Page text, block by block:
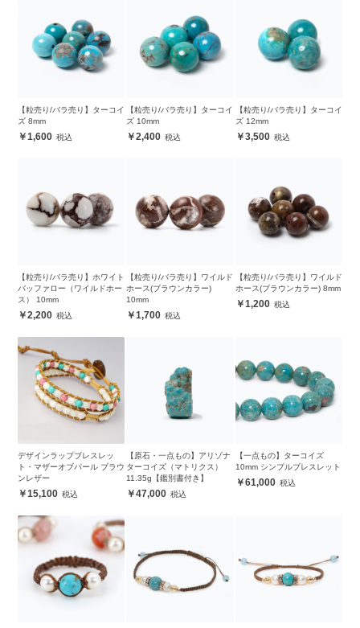
【粒売り/バラ売り】ターコイ
ズ 8mm
1,600
【粒売り/バラ売り】ターコイ
ズ 10mm
2,400
【粒売り/バラ売り】ターコイ
ズ 12mm
3,500
【粒売り/バラ売り】ホワイト
バッファロー（ワイルドホー
ス） 10mm
2,200
【粒売り/バラ売り】ワイルド
ホース(ブラウンカラー)
10mm
1,700
【粒売り/バラ売り】ワイルド
ホース(ブラウンカラー) 8mm
1,200
デザインラップブレスレッ
ト・マザーオブパール ブラウ
ンレザー
15,100
【原石・一点もの】アリゾナ
ターコイズ（マトリクス）
11.35g【鑑別書付き】
47,000
【一点もの】ターコイズ
10mm シンプルブレスレット
61,000